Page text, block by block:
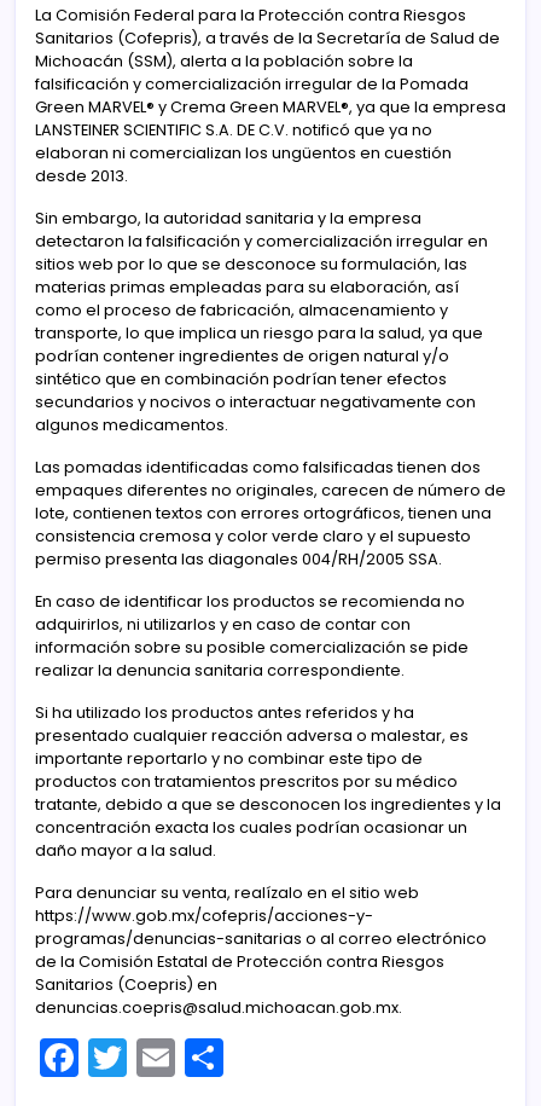
La Comisión Federal para la Protección contra Riesgos
Sanitarios (Cofepris), a través de la Secretaría de Salud de
Michoacán (SSM), alerta a la población sobre la
falsificación y comercialización irregular de la Pomada
Green MARVEL®️ y Crema Green MARVEL®️, ya que la empresa
LANSTEINER SCIENTIFIC S.A. DE C.V. notificó que ya no
elaboran ni comercializan los ungüentos en cuestión
desde 2013.
Sin embargo, la autoridad sanitaria y la empresa
detectaron la falsificación y comercialización irregular en
sitios web por lo que se desconoce su formulación, las
materias primas empleadas para su elaboración, así
como el proceso de fabricación, almacenamiento y
transporte, lo que implica un riesgo para la salud, ya que
podrían contener ingredientes de origen natural y/o
sintético que en combinación podrían tener efectos
secundarios y nocivos o interactuar negativamente con
algunos medicamentos.
Las pomadas identificadas como falsificadas tienen dos
empaques diferentes no originales, carecen de número de
lote, contienen textos con errores ortográficos, tienen una
consistencia cremosa y color verde claro y el supuesto
permiso presenta las diagonales 004/RH/2005 SSA.
En caso de identificar los productos se recomienda no
adquirirlos, ni utilizarlos y en caso de contar con
información sobre su posible comercialización se pide
realizar la denuncia sanitaria correspondiente.
Si ha utilizado los productos antes referidos y ha
presentado cualquier reacción adversa o malestar, es
importante reportarlo y no combinar este tipo de
productos con tratamientos prescritos por su médico
tratante, debido a que se desconocen los ingredientes y la
concentración exacta los cuales podrían ocasionar un
daño mayor a la salud.
Para denunciar su venta, realízalo en el sitio web
https://www.gob.mx/cofepris/acciones-y-
programas/denuncias-sanitarias o al correo electrónico
de la Comisión Estatal de Protección contra Riesgos
Sanitarios (Coepris) en
denuncias.coepris@salud.michoacan.gob.mx.
F T E